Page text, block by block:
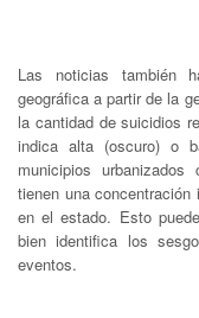
Las noticias también
geográfica a partir de la
la cantidad de suicidios
indica alta (oscuro) o
municipios
tienen una
en el estado. Esto
bien identifica los
eventos.